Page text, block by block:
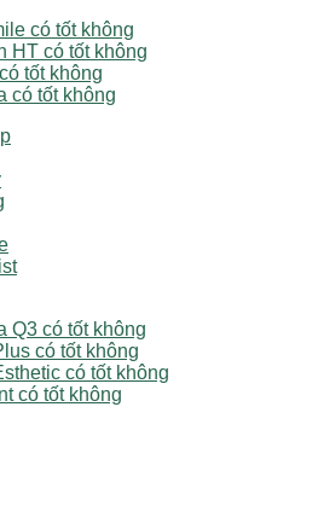
có tốt không
HT có tốt không
tốt không
có tốt không
Q3 có tốt không
có tốt không
có tốt không
có tốt không